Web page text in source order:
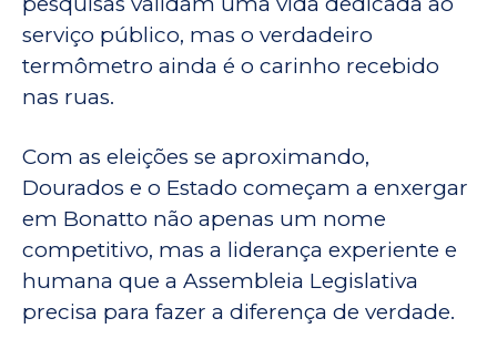
serviço público, mas o verdadeiro
termômetro ainda é o carinho recebido
nas ruas.
Com as eleições se aproximando,
Dourados e o Estado começam a enxergar
em Bonatto não apenas um nome
competitivo, mas a liderança experiente e
humana que a Assembleia Legislativa
precisa para fazer a diferença de verdade.